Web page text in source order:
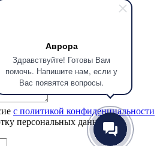
Аврора
Здравствуйте! Готовы Вам
помочь. Напишите нам, если у
Вас появятся вопросы.
с политикой конфиденциальности
персональных данных.